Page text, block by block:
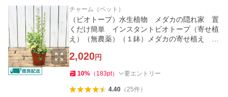
チャーム（ペット）
（ビオトープ）水生植物 メダカの隠れ家 置
くだけ簡単 インスタントビオトープ（寄せ植
え）（無農薬）（１鉢）メダカの寄せ植え 水
2,020円
10% （ 183pt） 要エントリー
4.40（25件）